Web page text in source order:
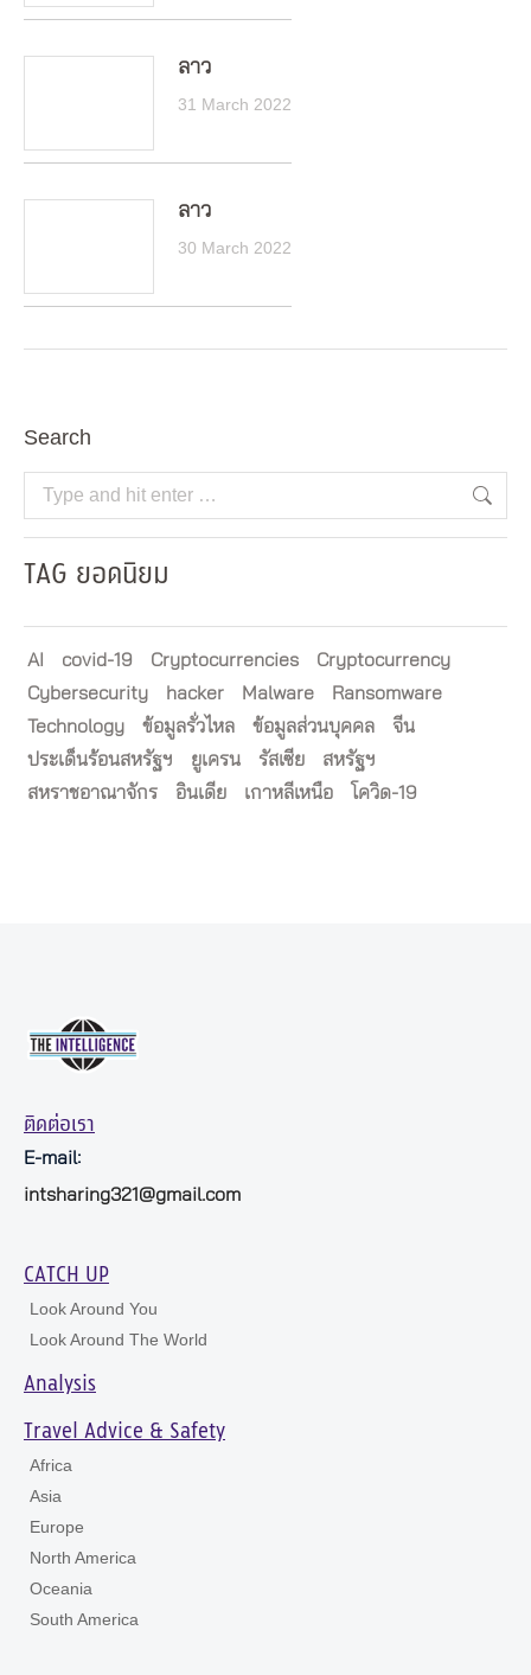
ลาว
31 March 2022
ลาว
30 March 2022
Search
Search:
TAG ยอดนิยม
AI covid-19 Cryptocurrencies
Cryptocurrency
Cybersecurity
hacker Malware
Ransomware
Technology
ข้อมูลรั่วไหล ข้อมูลส่วนบุคคล
จีน
ประเด็นร้อนสหรัฐฯ
ยูเครน รัสเซีย
สหรัฐฯ
สหราชอาณาจักร
อินเดีย เกาหลีเหนือ โควิด-19
ติดต่อเรา
E-mail:
intsharing321@gmail.com
CATCH UP
Look Around You
Look Around The World
Analysis
Travel Advice & Safety
Africa
Asia
Europe
North America
Oceania
South America